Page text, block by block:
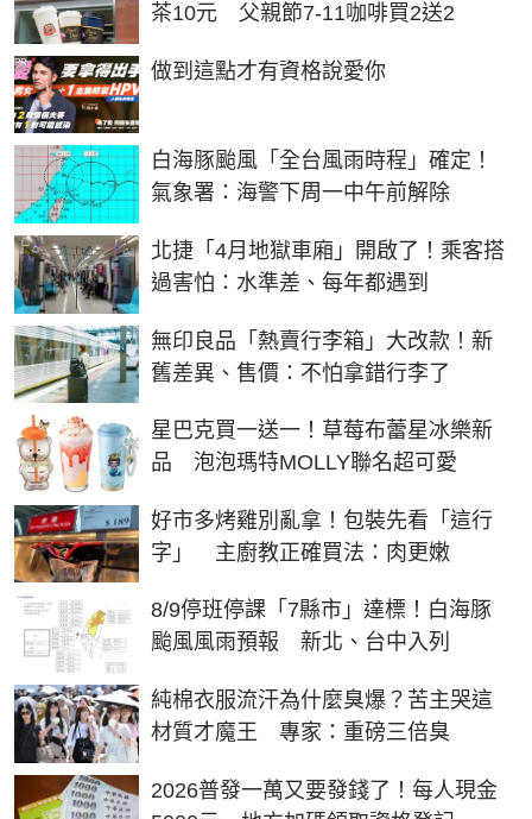
茶10元 父親節7-11咖啡買2送2
做到這點才有資格說愛你
PR
白海豚颱風「全台風雨時程」確定！
氣象署：海警下周一中午前解除
北捷「4月地獄車廂」開啟了！乘客搭
過害怕：水準差、每年都遇到
無印良品「熱賣行李箱」大改款！新
舊差異、售價：不怕拿錯行李了
星巴克買一送一！草莓布蕾星冰樂新
品 泡泡瑪特MOLLY聯名超可愛
好市多烤雞別亂拿！包裝先看「這行
字」 主廚教正確買法：肉更嫩
8/9停班停課「7縣市」達標！白海豚
颱風風雨預報 新北、台中入列
純棉衣服流汗為什麼臭爆？苦主哭這
材質才魔王 專家：重磅三倍臭
2026普發一萬又要發錢了！每人現金